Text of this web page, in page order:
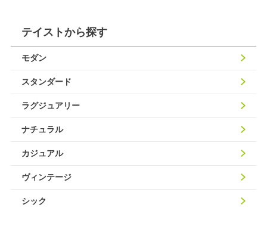
テイストから探す
モダン
スタンダード
ラグジュアリー
ナチュラル
カジュアル
ヴィンテージ
シック